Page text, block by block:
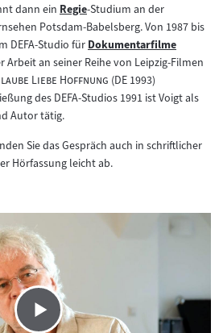
dann ein Zum
Inhalt:
Regie-Studium an der
Potsdam-Babelsberg. Von 1987 bis
DEFA-Studio fürZum
Inhalt:
Dokumentarfilme
an seiner Reihe von Leipzig-Filmen
Liebe Hoffnung "(DE 1993)
des DEFA-Studios 1991 ist Voigt als
Autor tätig.
Sie das Gespräch auch in schriftlicher
Hörfassung leicht ab.